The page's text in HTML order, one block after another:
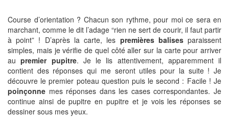
Course d’orientation ? Chacun son rythme, pour moi ce sera en
marchant, comme le dit l’adage “rien ne sert de courir, il faut partir
à point” ! D’après la carte, les premières balisesparaissent
simples, mais je vérifie de quel côté aller sur la carte pour arriver
au premier pupitre. Je le lis attentivement, apparemment il
contient des réponses qui me seront utiles pour la suite ! Je
découvre le premier poteau question puis le second : Facile ! Je
poinçonne mes réponses dans les cases correspondantes. Je
continue ainsi de pupitre en pupitre et je vois les réponses se
dessiner sous mes yeux.